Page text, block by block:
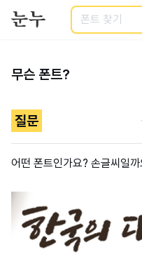
검색
무슨 폰트?
질문
어떤 폰트인가요? 손글씨일까